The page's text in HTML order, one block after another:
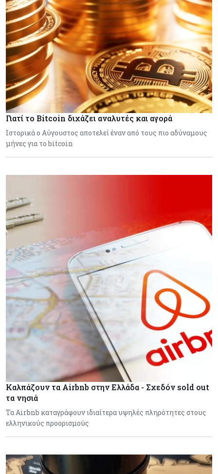
Γιατί το Bitcoin διχάζει αναλυτές και αγορά
Ιστορικά ο Αύγουστος αποτελεί έναν από τους πιο αδύναμους
μήνες για το bitcoin
Καλπάζουν τα Airbnb στην Ελλάδα - Σχεδόν sold out
τα νησιά
Τα Airbnb καταγράφουν ιδιαίτερα υψηλές πληρότητες στους
ελληνικούς προορισμούς